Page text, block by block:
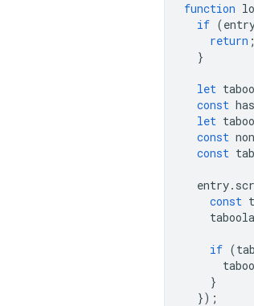
function
if (
return ;
}
let
const
let
const
const
entry.
const
if (
}
});